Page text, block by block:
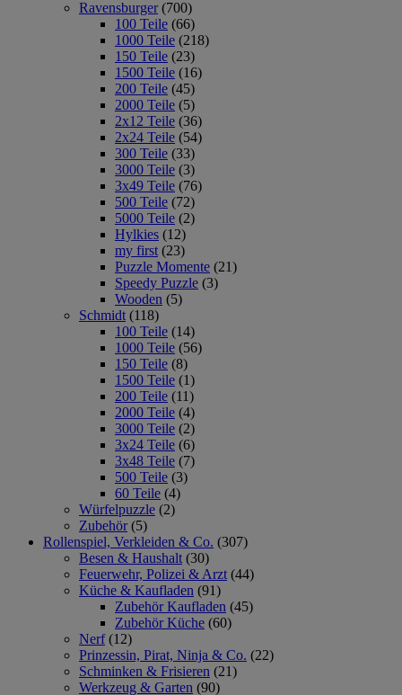
Ravensburger (700)
100 Teile (66)
1000 Teile (218)
150 Teile (23)
1500 Teile (16)
200 Teile (45)
2000 Teile (5)
2x12 Teile (36)
2x24 Teile (54)
300 Teile (33)
3000 Teile (3)
3x49 Teile (76)
500 Teile (72)
5000 Teile (2)
Hylkies (12)
my first (23)
Puzzle Momente (21)
Speedy Puzzle (3)
Wooden (5)
Schmidt (118)
100 Teile (14)
1000 Teile (56)
150 Teile (8)
1500 Teile (1)
200 Teile (11)
2000 Teile (4)
3000 Teile (2)
3x24 Teile (6)
3x48 Teile (7)
500 Teile (3)
60 Teile (4)
Würfelpuzzle (2)
Zubehör (5)
Rollenspiel, Verkleiden & Co. (307)
Besen & Haushalt (30)
Feuerwehr, Polizei & Arzt (44)
Küche & Kaufladen (91)
Zubehör Kaufladen (45)
Zubehör Küche (60)
Nerf (12)
Prinzessin, Pirat, Ninja & Co. (22)
Schminken & Frisieren (21)
Werkzeug & Garten (90)